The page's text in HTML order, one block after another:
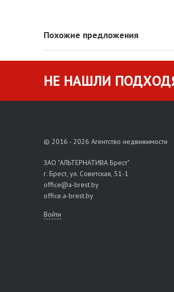
Похожие предложения
НЕ НАШЛИ
© 2016 - 2026 Агентство недвижимости
ЗАО "АЛЬТЕРНАТИВА Брест"
г. Брест, ул. Советская, 51-1
office@a-brest.by
office.a-brest.by
Войти